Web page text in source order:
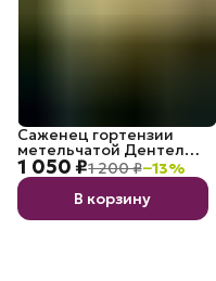
1 050 ₽1 200 ₽−13%
Саженец гортензии
метельчатой Дентель
де Горрон C3
В корзину